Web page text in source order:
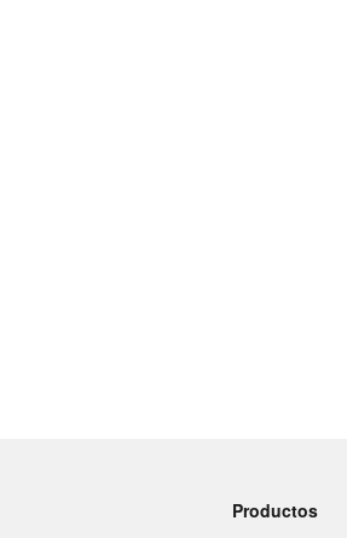
Productos